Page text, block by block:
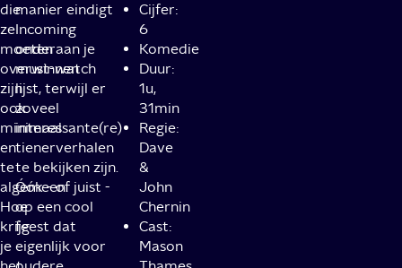
die
ze
moeten
overwinnen
zijn
ook
minimaal
en
te
algemeen.
Hoe
krijg
je
manier eindigt
Incoming
onderaan je
must-watch
lijst, terwijl er
zoveel
interessante(re)
tienerverhalen
te bekijken zijn.
Óók - of juist -
op een cool
feest dat
eigenlijk voor
Cijfer:
6
Komedie
Duur:
1u,
31min
Regie:
Dave
&
John
Chernin
Cast:
Mason